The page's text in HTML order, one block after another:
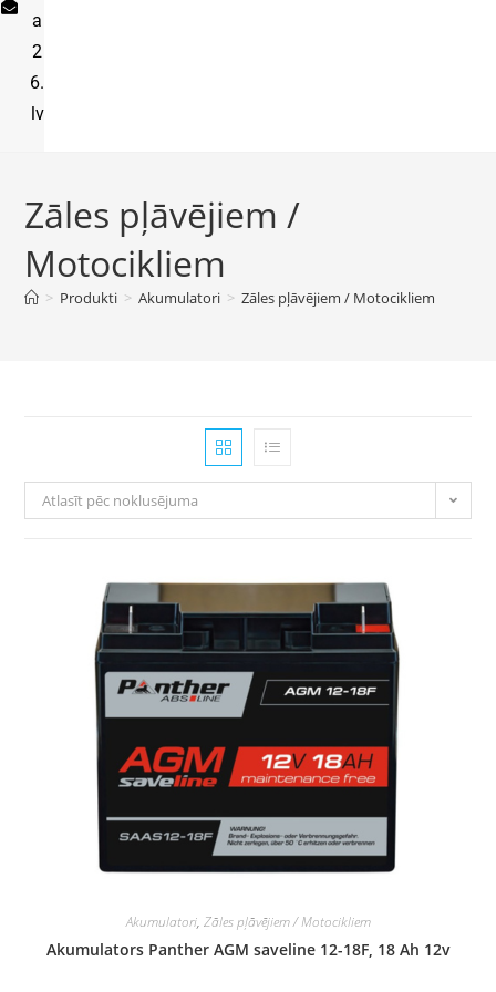
a
2
6.
lv
Zāles pļāvējiem /
Motocikliem
> Produkti > Akumulatori > Zāles pļāvējiem / Motocikliem
Atlasīt pēc noklusējuma
Akumulatori, Zāles pļāvējiem / Motocikliem
Akumulators Panther AGM saveline 12-18F, 18 Ah 12v